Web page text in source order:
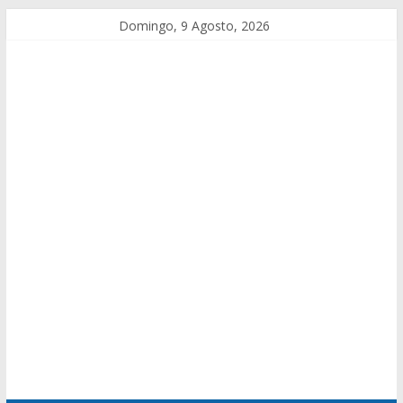
Domingo, 9 Agosto, 2026